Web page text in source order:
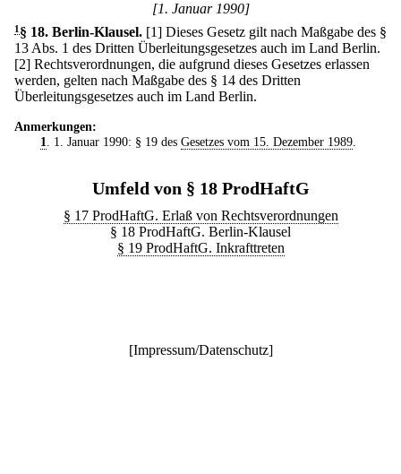
[1. Januar 1990]
1 § 18. Berlin-Klausel. [1] Dieses Gesetz gilt nach Maßgabe des §
13 Abs. 1 des Dritten Überleitungsgesetzes auch im Land Berlin.
[2] Rechtsverordnungen, die aufgrund dieses Gesetzes erlassen
werden, gelten nach Maßgabe des § 14 des Dritten
Überleitungsgesetzes auch im Land Berlin.
Anmerkungen:
1
. 1. Januar 1990: § 19 des Gesetzes vom 15. Dezember 1989.
Umfeld von § 18 ProdHaftG
§ 17 ProdHaftG. Erlaß von Rechtsverordnungen
§ 18 ProdHaftG. Berlin-Klausel
§ 19 ProdHaftG. Inkrafttreten
[Impressum/Datenschutz]